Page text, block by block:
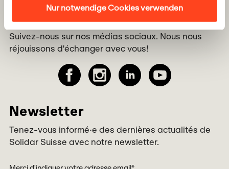
Nur notwendige Cookies verwenden
Médias sociaux
Suivez-nous sur nos médias sociaux. Nous nous
réjouissons d'échanger avec vous!
Newsletter
Tenez-vous informé·e des dernières actualités de
Solidar Suisse avec notre newsletter.